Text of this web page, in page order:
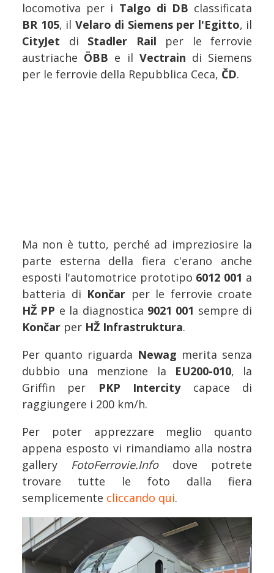
locomotiva per i Talgo di DB classificata
BR 105, il Velaro di Siemens per l'Egitto, il
CityJet di Stadler Rail per le ferrovie
austriache ÖBB e il Vectrain di Siemens
per le ferrovie della Repubblica Ceca, ČD.
Ma non è tutto, perché ad impreziosire la
parte esterna della fiera c'erano anche
esposti l'automotrice prototipo 6012 001 a
batteria di Končar per le ferrovie croate
HŽ PP e la diagnostica 9021 001 sempre di
Končar per HŽ Infrastruktura.
Per quanto riguarda Newag merita senza
dubbio una menzione la EU200-010, la
Griffin per PKP Intercity capace di
raggiungere i 200 km/h.
Per poter apprezzare meglio quanto
appena esposto vi rimandiamo alla nostra
gallery FotoFerrovie.Info dove potrete
trovare tutte le foto dalla fiera
semplicemente cliccando qui.